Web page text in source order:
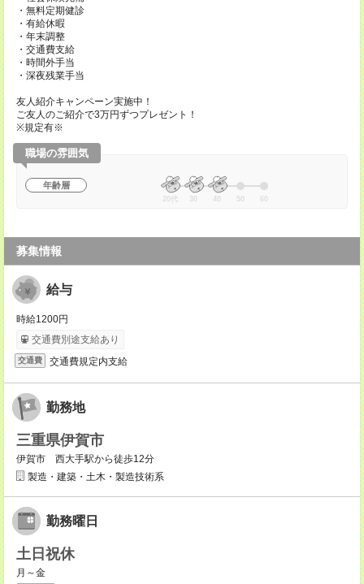
・無料定期健診
・有給休暇
・年末調整
・交通費支給
・時間外手当
・深夜残業手当
友人紹介キャンペーン実施中！
ご友人のご紹介で3万円ずつプレゼント！
※規定有※
職場の雰囲気
年齢層
20代 30 40 50 60
募集情報
給与
時給1200円
交通費別途支給あり
交通費 交通費規定内支給
勤務地
三重県伊賀市
伊賀市 西大手駅から徒歩12分
製造・建築・土木・製造技術系
勤務曜日
土日祝休
月～金